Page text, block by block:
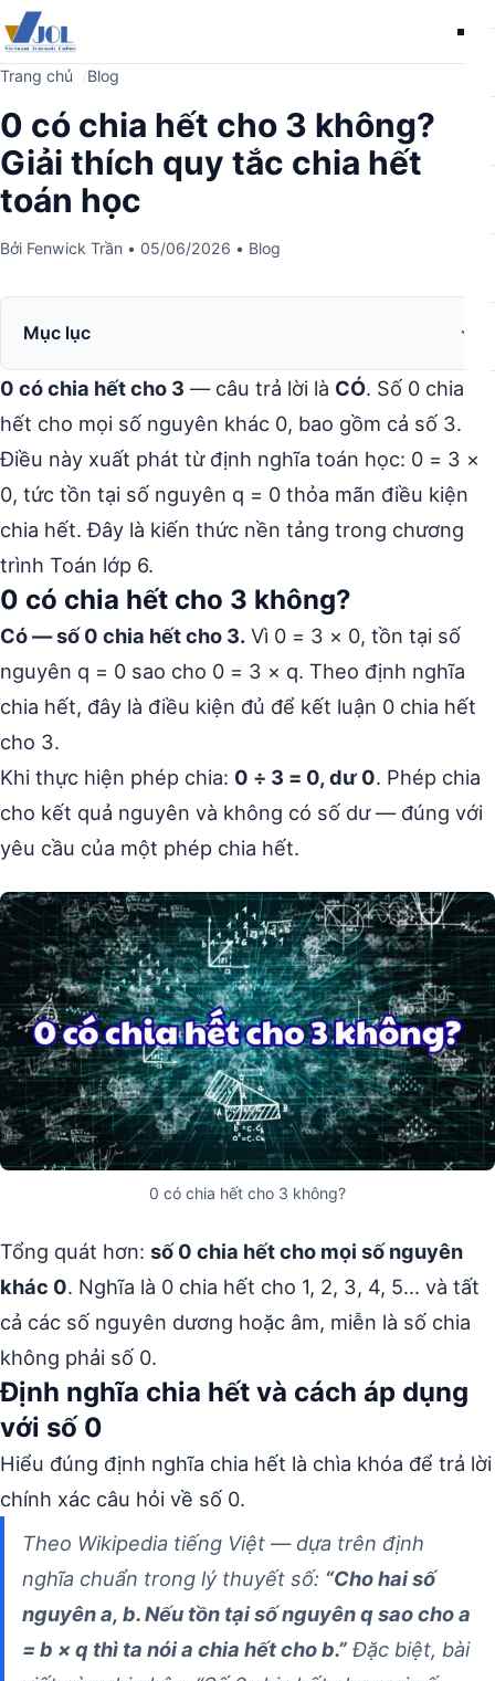
Trang chủ Blog
0 có chia hết cho 3 không?
Giải thích quy tắc chia hết
toán học
Bởi Fenwick Trần • 05/06/2026 • Blog
Mục lục
0 có chia hết cho 3 — câu trả lời là CÓ. Số 0 chia
hết cho mọi số nguyên khác 0, bao gồm cả số 3.
Điều này xuất phát từ định nghĩa toán học: 0 = 3 ×
0, tức tồn tại số nguyên q = 0 thỏa mãn điều kiện
chia hết. Đây là kiến thức nền tảng trong chương
trình Toán lớp 6.
0 có chia hết cho 3 không?
Có — số 0 chia hết cho 3. Vì 0 = 3 × 0, tồn tại số
nguyên q = 0 sao cho 0 = 3 × q. Theo định nghĩa
chia hết, đây là điều kiện đủ để kết luận 0 chia hết
cho 3.
Khi thực hiện phép chia: 0 ÷ 3 = 0, dư 0. Phép chia
cho kết quả nguyên và không có số dư — đúng với
yêu cầu của một phép chia hết.
0 có chia hết cho 3 không?
Tổng quát hơn: số 0 chia hết cho mọi số nguyên
khác 0. Nghĩa là 0 chia hết cho 1, 2, 3, 4, 5… và tất
cả các số nguyên dương hoặc âm, miễn là số chia
không phải số 0.
Định nghĩa chia hết và cách áp dụng
với số 0
Hiểu đúng định nghĩa chia hết là chìa khóa để trả lời
chính xác câu hỏi về số 0.
Theo Wikipedia tiếng Việt — dựa trên định
nghĩa chuẩn trong lý thuyết số: “Cho hai số
nguyên a, b. Nếu tồn tại số nguyên q sao cho a
= b × q thì ta nói a chia hết cho b.” Đặc biệt, bài